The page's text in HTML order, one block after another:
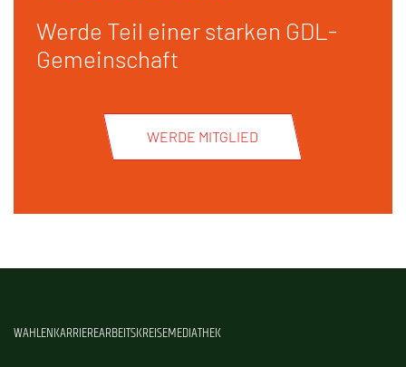
Werde Teil einer starken GDL-
Gemeinschaft
WERDE MITGLIED
WAHLENKARRIEREARBEITSKREISEMEDIATHEK